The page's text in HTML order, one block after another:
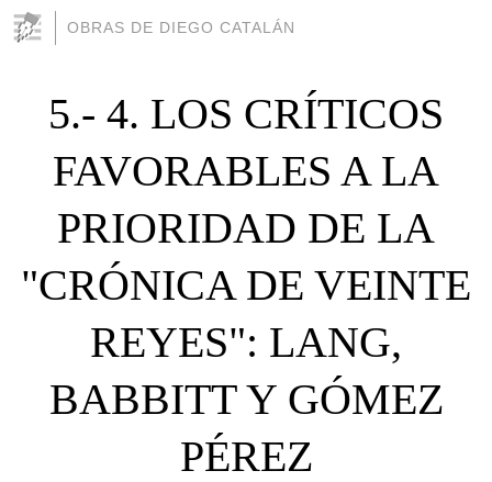
OBRAS DE DIEGO CATALÁN
5.- 4. LOS CRÍTICOS
FAVORABLES A LA
PRIORIDAD DE LA
"CRÓNICA DE VEINTE
REYES": LANG,
BABBITT Y GÓMEZ
PÉREZ